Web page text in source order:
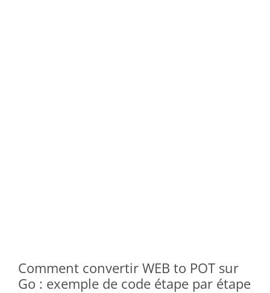
Comment convertir WEB to POT sur
Go : exemple de code étape par étape